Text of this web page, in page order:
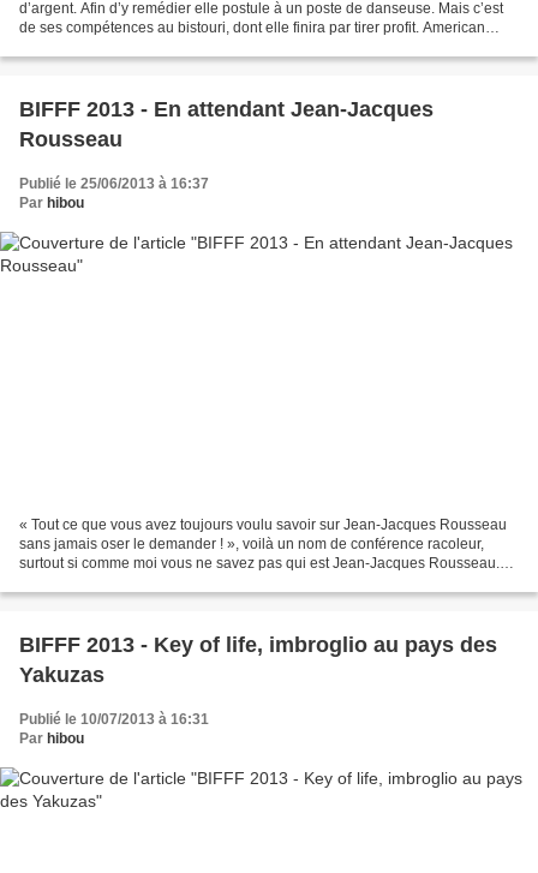
d’argent. Afin d’y remédier elle postule à un poste de danseuse. Mais c’est
de ses compétences au bistouri, dont elle finira par tirer profit. American
BIFFF 2013 - En attendant Jean-Jacques
Rousseau
Publié le 25/06/2013 à 16:37
Par hibou
« Tout ce que vous avez toujours voulu savoir sur Jean-Jacques Rousseau
sans jamais oser le demander ! », voilà un nom de conférence racoleur,
surtout si comme moi vous ne savez pas qui est Jean-Jacques Rousseau.
BIFFF 2013 - Key of life, imbroglio au pays des
Yakuzas
Publié le 10/07/2013 à 16:31
Par hibou